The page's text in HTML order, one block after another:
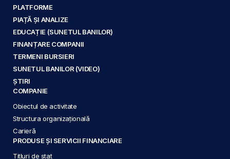
PLATFORME
PIAȚĂ ȘI ANALIZE
EDUCAȚIE (SUNETUL BANILOR)
FINANȚARE COMPANII
TERMENI BURSIERI
SUNETUL BANILOR (VIDEO)
ȘTIRI
COMPANIE
Obiectul de activitate
Structura organizațională
Carieră
PRODUSE ȘI SERVICII FINANCIARE
Titluri de stat